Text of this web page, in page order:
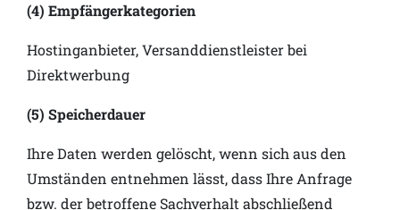
(4) Empfängerkategorien
Hostinganbieter, Versanddienstleister bei
Direktwerbung
(5) Speicherdauer
Ihre Daten werden gelöscht, wenn sich aus den
Umständen entnehmen lässt, dass Ihre Anfrage
bzw. der betroffene Sachverhalt abschließend